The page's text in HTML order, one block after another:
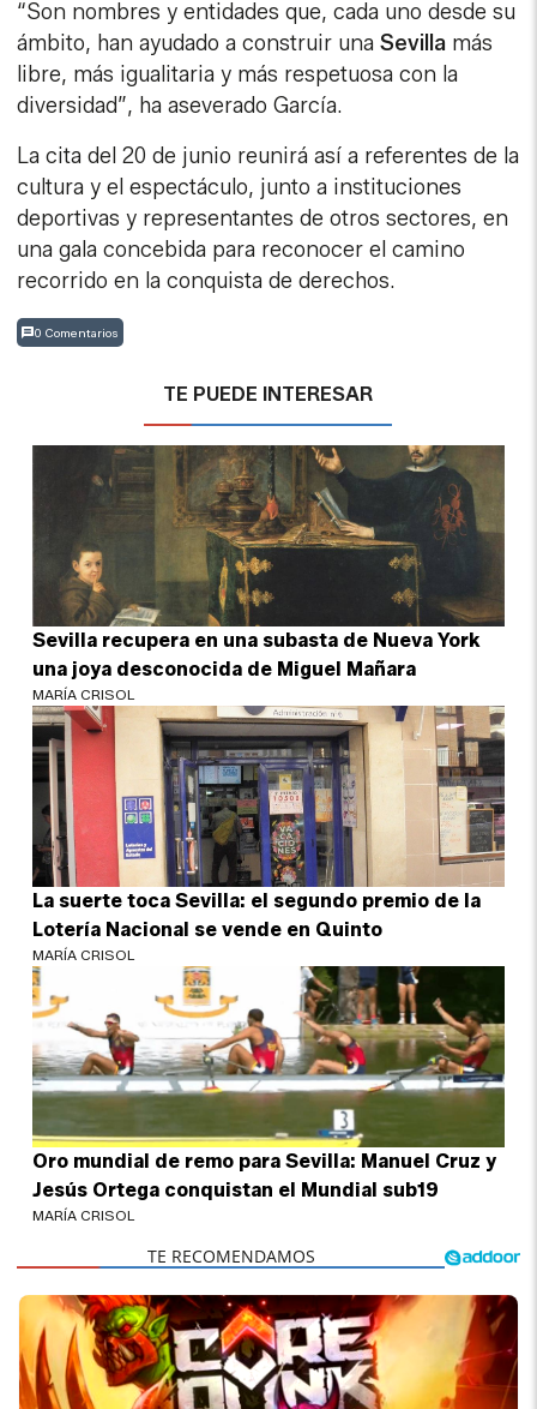
“Son nombres y entidades que, cada uno desde su
ámbito, han ayudado a construir unaSevilla más
libre, más igualitaria y más respetuosa con la
diversidad”, ha aseverado García.
La cita del 20 de junio reunirá así a referentes de la
cultura y el espectáculo, junto a instituciones
deportivas y representantes de otros sectores, en
una gala concebida para reconocer el camino
recorrido en la conquista de derechos.
0 Comentarios
TE PUEDE INTERESAR
Sevilla recupera en una subasta de Nueva York
una joya desconocida de Miguel Mañara
MARÍA CRISOL
La suerte toca Sevilla: el segundo premio de la
Lotería Nacional se vende en Quinto
MARÍA CRISOL
Oro mundial de remo para Sevilla: Manuel Cruz y
Jesús Ortega conquistan el Mundial sub19
MARÍA CRISOL